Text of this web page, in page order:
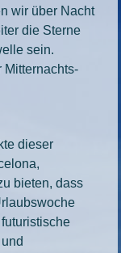
wir über Nacht
die Sterne
sein.
Mitternachts-
dieser
bieten, dass